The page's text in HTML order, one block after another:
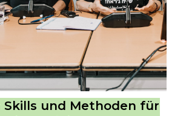
und Methoden für